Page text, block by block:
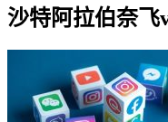
沙特阿拉伯奈飞